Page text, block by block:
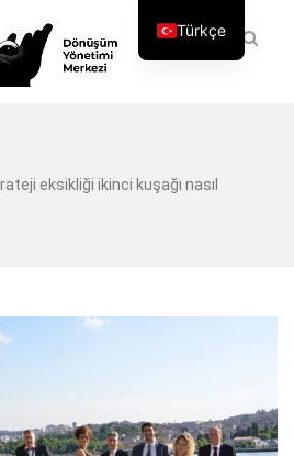
eksikliği ikinci kuşağı nasıl
Türkçe